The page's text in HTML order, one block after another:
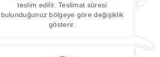
teslim edilir. Teslimat süresi
bulunduğunuz bölgeye göre değişiklik
gösterir.